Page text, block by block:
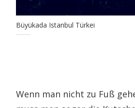
Büyükada Istanbul Türkei
Wenn man nicht zu Fuß